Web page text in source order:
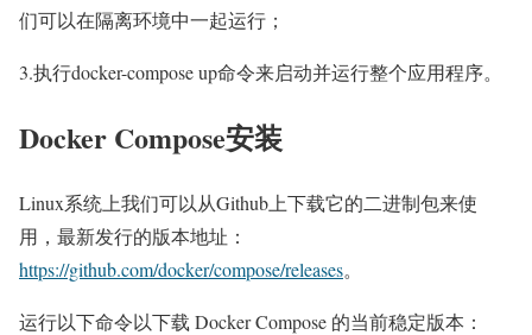
们可以在隔离环境中一起运行；
3.执行docker-compose up命令来启动并运行整个应用程序。
Docker Compose安装
Linux系统上我们可以从Github上下载它的二进制包来使
用，最新发行的版本地址：
https://github.com/docker/compose/releases。
运行以下命令以下载 Docker Compose 的当前稳定版本：